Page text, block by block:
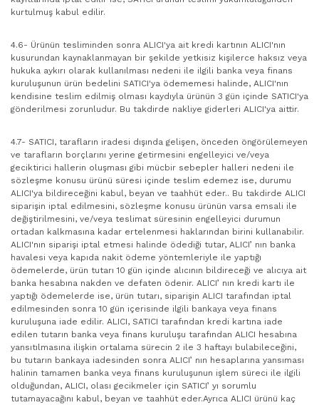
kurtulmuş kabul edilir.
4.6- Ürünün tesliminden sonra ALICI'ya ait kredi kartının ALICI'nın
kusurundan kaynaklanmayan bir şekilde yetkisiz kişilerce haksız veya
hukuka aykırı olarak kullanılması nedeni ile ilgili banka veya finans
kuruluşunun ürün bedelini SATICI'ya ödememesi halinde, ALICI'nın
kendisine teslim edilmiş olması kaydıyla ürünün 3 gün içinde SATICI'ya
gönderilmesi zorunludur. Bu takdirde nakliye giderleri ALICI'ya aittir.
4.7- SATICI, tarafların iradesi dışında gelişen, önceden öngörülemeyen
ve tarafların borçlarını yerine getirmesini engelleyici ve/veya
geciktirici hallerin oluşması gibi mücbir sebepler halleri nedeni ile
sözleşme konusu ürünü süresi içinde teslim edemez ise, durumu
ALICI'ya bildireceğini kabul, beyan ve taahhüt eder.. Bu takdirde ALICI
siparişin iptal edilmesini, sözleşme konusu ürünün varsa emsali ile
değiştirilmesini, ve/veya teslimat süresinin engelleyici durumun
ortadan kalkmasına kadar ertelenmesi haklarından birini kullanabilir.
ALICI'nın siparişi iptal etmesi halinde ödediği tutar, ALICI’ nın banka
havalesi veya kapıda nakit ödeme yöntemleriyle ile yaptığı
ödemelerde, ürün tutarı 10 gün içinde alıcının bildireceği ve alıcıya ait
banka hesabına nakden ve defaten ödenir. ALICI’ nın kredi kartı ile
yaptığı ödemelerde ise, ürün tutarı, siparişin ALICI tarafından iptal
edilmesinden sonra 10 gün içerisinde ilgili bankaya veya finans
kuruluşuna iade edilir. ALICI, SATICI tarafından kredi kartına iade
edilen tutarın banka veya finans kuruluşu tarafından ALICI hesabına
yansıtılmasına ilişkin ortalama sürecin 2 ile 3 haftayı bulabileceğini,
bu tutarın bankaya iadesinden sonra ALICI’ nın hesaplarına yansıması
halinin tamamen banka veya finans kuruluşunun işlem süreci ile ilgili
olduğundan, ALICI, olası gecikmeler için SATICI’ yı sorumlu
tutamayacağını kabul, beyan ve taahhüt eder.Ayrıca ALICI ürünü kaç